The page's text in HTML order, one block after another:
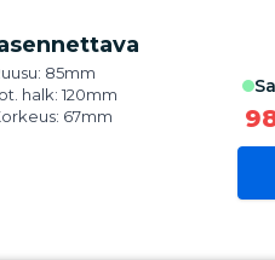
85mm
halk: 120mm
67mm